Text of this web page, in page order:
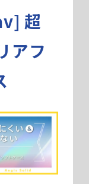
超
アフ